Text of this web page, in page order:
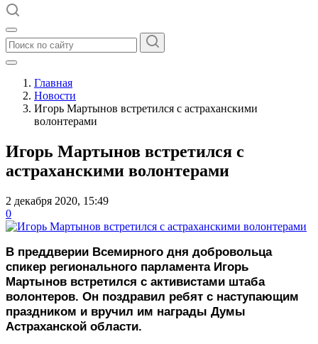
Главная
Новости
Игорь Мартынов встретился с астраханскими
волонтерами
Игорь Мартынов встретился с
астраханскими волонтерами
2 декабря 2020, 15:49
0
В преддверии Всемирного дня добровольца
спикер регионального парламента Игорь
Мартынов встретился с активистами штаба
волонтеров. Он поздравил ребят с наступающим
праздником и вручил им награды Думы
Астраханской области.